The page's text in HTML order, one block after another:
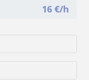
16 €/h